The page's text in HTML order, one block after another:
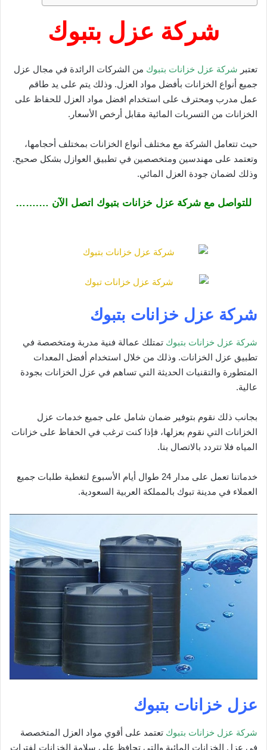
شركة عزل بتبوك
تعتبر شركة عزل خزانات بتبوك من الشركات الرائدة في مجال عزل
جميع أنواع الخزانات بأفضل مواد العزل. وذلك يتم على يد طاقم
عمل مدرب ومحترف على استخدام افضل مواد العزل للحفاظ على
الخزانات من التسربات المائية مقابل أرخص الأسعار.
حيث تتعامل الشركة مع مختلف أنواع الخزانات بمختلف أحجامها،
وتعتمد على مهندسين ومتخصصين في تطبيق العوازل بشكل صحيح.
وذلك لضمان جودة العزل المائي.
للتواصل مع شركة عزل خزانات بتبوك اتصل الآن ….……
شركة عزل خزانات بتبوك
شركة عزل خزانات بتبوك تمتلك عمالة فنية مدربة ومتخصصة في
تطبيق عزل الخزانات. وذلك من خلال استخدام أفضل المعدات
المتطورة والتقنيات الحديثة التي تساهم في عزل الخزانات بجودة
عالية.
بجانب ذلك نقوم بتوفير ضمان شامل على جميع خدمات عزل
الخزانات التي نقوم بعزلها، فإذا كنت ترغب في الحفاظ على خزانات
المياه فلا تتردد بالاتصال بنا.
خدماتنا تعمل على مدار 24 طوال أيام الأسبوع لتغطية طلبات جميع
العملاء في مدينة تبوك بالمملكة العربية السعودية.
عزل خزانات بتبوك
شركة عزل خزانات بتبوك تعتمد على أقوي مواد العزل المتخصصة
في عزل الخزانات المائية والتي تحافظ على سلامة الخزانات لفترات